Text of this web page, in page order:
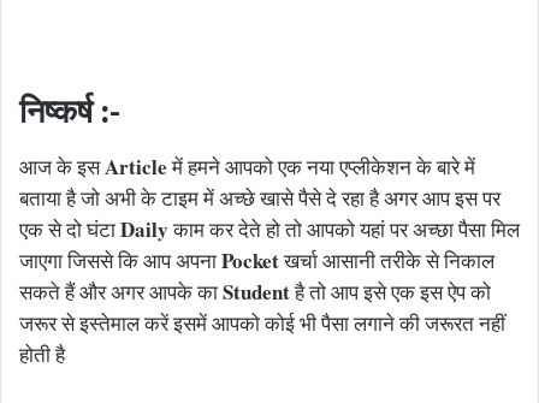
निष्कर्ष :-
आज के इसArticleमें हमने आपको एक नया एप्लीकेशन के बारे में
बताया है जो अभी के टाइम में अच्छे खासे पैसे दे रहा है अगर आप इस पर
एक से दो घंटाDailyकाम कर देते हो तो आपको यहां पर अच्छा पैसा मिल
जाएगा जिससे कि आप अपनाPocketखर्चा आसानी तरीके से निकाल
सकते हैं और अगर आपके काStudentहै तो आप इसे एक इस ऐप को
जरूर से इस्तेमाल करें इसमें आपको कोई भी पैसा लगाने की जरूरत नहीं
होती है